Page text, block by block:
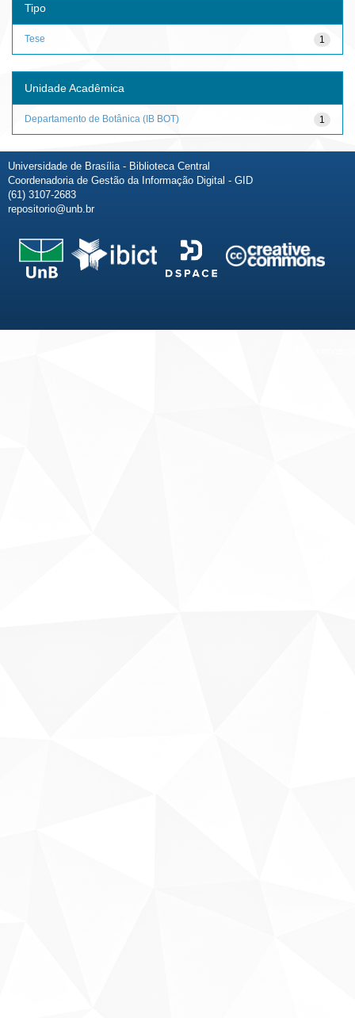
Tipo
1
Tese
Unidade Acadêmica
1
Departamento de Botânica (IB BOT)
Universidade de Brasília - Biblioteca Central
Coordenadoria de Gestão da Informação Digital - GID
(61) 3107-2683
repositorio@unb.br